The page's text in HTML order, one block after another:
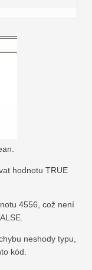
hodnotu TRUE
4556, což není
neshody typu,
kód.